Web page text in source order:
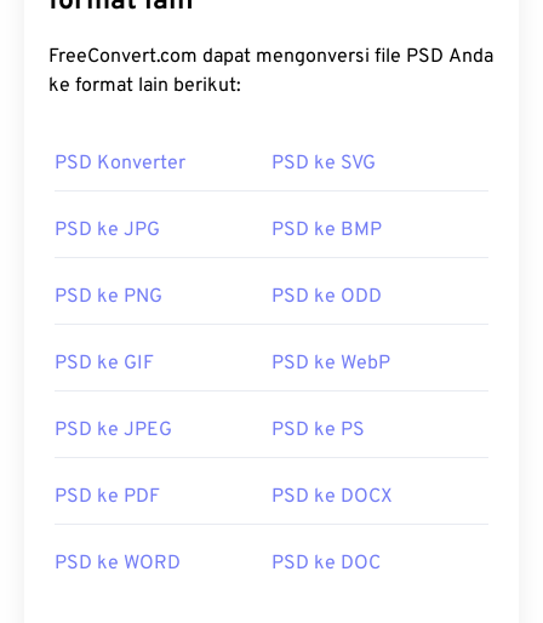
FreeConvert.com dapat mengonversi file PSD Anda
ke format lain berikut:
PSD Konverter PSD ke SVG
PSD ke JPG PSD ke BMP
PSD ke PNG PSD ke ODD
PSD ke GIF PSD ke WebP
PSD ke JPEG PSD ke PS
PSD ke PDF PSD ke DOCX
PSD ke WORD PSD ke DOC